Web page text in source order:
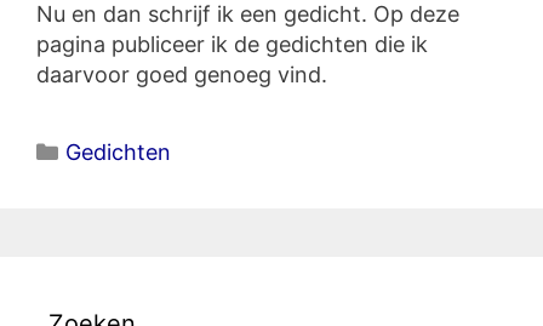
Nu en dan schrijf ik een gedicht. Op deze
pagina publiceer ik de gedichten die ik
daarvoor goed genoeg vind.
Categorieën
Gedichten